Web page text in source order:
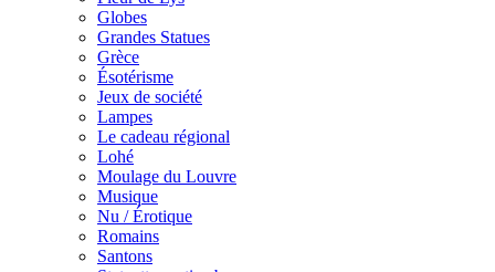
Globes
Grandes Statues
Grèce
Ésotérisme
Jeux de société
Lampes
Le cadeau régional
Lohé
Moulage du Louvre
Musique
Nu / Érotique
Romains
Santons